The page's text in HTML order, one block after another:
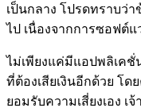
เป็นกลาง โปรดทราบว่
ไป เนื่องจากการซอฟต์
ไม่เพียงแค่มีแอปพลิเค
ที่ต้องเสียเงินอีกด้วย โ
ยอมรับความเสี่ยงเอง เ